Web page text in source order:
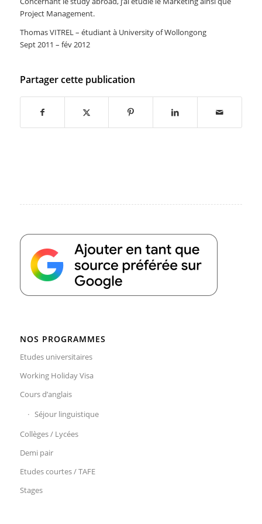
Project Management.
Thomas VITREL – étudiant à University of Wollongong
Sept 2011 – fév 2012
Partager cette publication
NOS PROGRAMMES
Etudes universitaires
Working Holiday Visa
Cours d’anglais
Séjour linguistique
Collèges / Lycées
Demi pair
Etudes courtes / TAFE
Stages